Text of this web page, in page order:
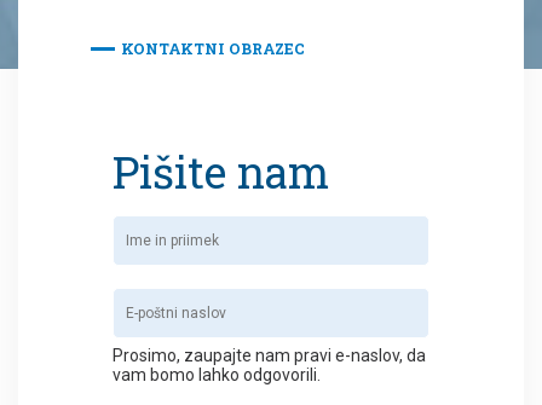
KONTAKTNI OBRAZEC
Pišite nam
Prosimo, zaupajte nam pravi e-naslov, da
vam bomo lahko odgovorili.